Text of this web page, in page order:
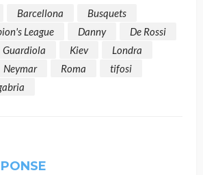
Barcellona
Busquets
League Danny
De Rossi
Guardiola Kiev
Londra
Neymar Roma
tifosi